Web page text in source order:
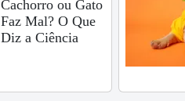
Cachorro ou Gato
Faz Mal? O Que
Diz a Ciência